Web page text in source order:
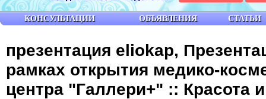
презентация eliokap,
рамках открытия медико-
центра "Галлери+" :: Красота
КОНСУЛЬТАЦИИ ОБЪЯВЛЕНИЯ СТАТЬИ